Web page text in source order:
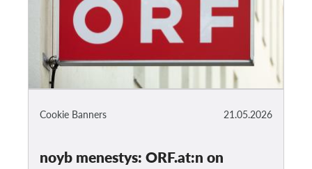
21.05.2026
Cookie Banners
noyb menestys: ORF.at:n on